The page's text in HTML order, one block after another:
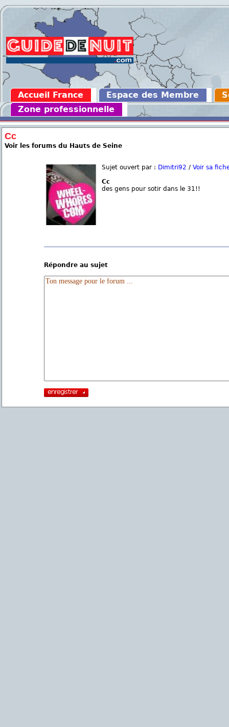
Accueil France Espace des Membre
Zone professionnelle
Cc
Voir les forums du Hauts de Seine
Sujet ouvert par : Dimitri92 / Voir sa
Cc
des gens pour sotir dans le 31!!
Répondre au sujet